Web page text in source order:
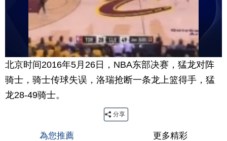
北京时间2016年5月26日，NBA东部决赛，猛龙对阵
骑士，骑士传球失误，洛瑞抢断一条龙上篮得手，猛
龙28-49骑士。
分享
為您推薦 更多精彩